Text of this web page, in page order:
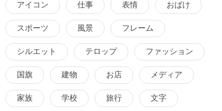
アイコン 仕事 表情 おばけ
スポーツ 風景 フレーム
シルエット テロップ ファッション
国旗 建物 お店 メディア
家族 学校 旅行 文字